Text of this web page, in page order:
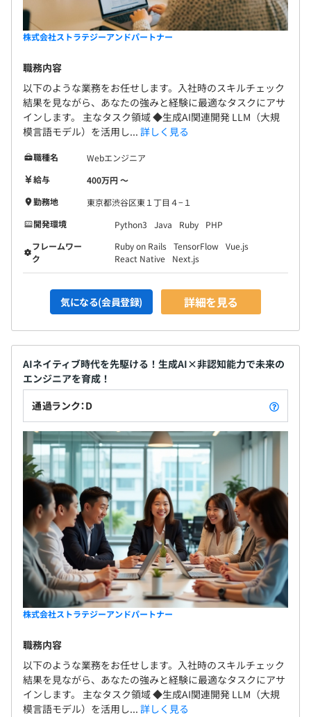
株式会社ストラテジーアンドパートナー
職務内容
以下のような業務をお任せします。入社時のスキルチェック
結果を見ながら、あなたの強みと経験に最適なタスクにアサ
インします。 主なタスク領域 ◆生成AI関連開発 LLM（大規
模言語モデル）を活用し... 詳しく見る
職種名
Webエンジニア
給与
400万円 〜
勤務地
東京都渋谷区東１丁目４−１
開発環境
Python3 Java Ruby
PHP
フレームワー
ク
Ruby on Rails TensorFlow Vue.js
React Native
Next.js
気になる(会員登録) 詳細を見る
AIネイティブ時代を先駆ける！生成AI×非認知能力で未来の
エンジニアを育成！
通過ランク：D
株式会社ストラテジーアンドパートナー
職務内容
以下のような業務をお任せします。入社時のスキルチェック
結果を見ながら、あなたの強みと経験に最適なタスクにアサ
インします。 主なタスク領域 ◆生成AI関連開発 LLM（大規
模言語モデル）を活用し... 詳しく見る